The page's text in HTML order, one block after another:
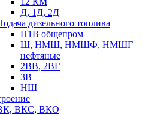
Д, 1Д, 2Д
дизельного топлива
Н1В общепром
Ш, НМШ, НМШФ, НМШГ
нефтяные
2ВВ, 2ВГ
3В
НШ
ВКС, ВКО